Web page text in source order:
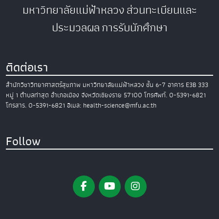
มหาวิทยาลัยแม่ฟ้าหลวงส่วนทะเบียนและ
ประมวลผลการรับนักศึกษา
ติดต่อเรา
สำนักวิชาวิทยาศาสตร์สุขภาพ มหาวิทยาลัยแม่ฟ้าหลวง ชั้น 6-7 อาคาร E3B 333
หมู่ 1 ตำบลท่าสุด อำเภอเมือง จังหวัดเชียงราย 57100 โทรศัพท์. 0-5391-6821
โทรสาร. 0-5391-6821 อีเมล: health-science@mfu.ac.th
Follow